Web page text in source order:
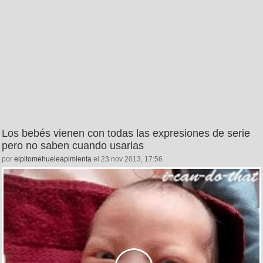
Los bebés vienen con todas las expresiones de serie
pero no saben cuando usarlas
por elpitomehueleapimienta el 23 nov 2013, 17:56